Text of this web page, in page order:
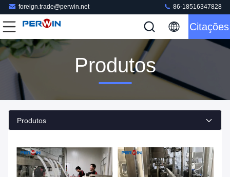
foreign.trade@perwin.net 86-18516347828
Citações
Produtos
Produtos